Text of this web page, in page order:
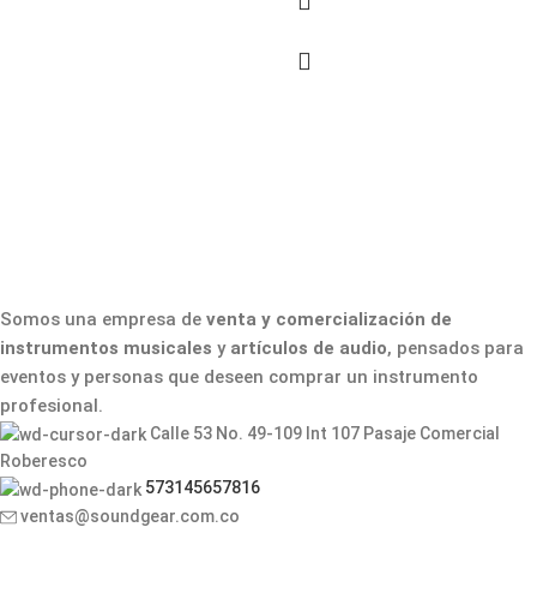
Somos una empresa de venta y comercialización de
instrumentos musicales yartículos de audio, pensados para
eventos y personas que deseen comprar un instrumento
profesional.
Calle 53 No. 49-109 Int 107 Pasaje Comercial
Roberesco
573145657816
ventas@soundgear.com.co